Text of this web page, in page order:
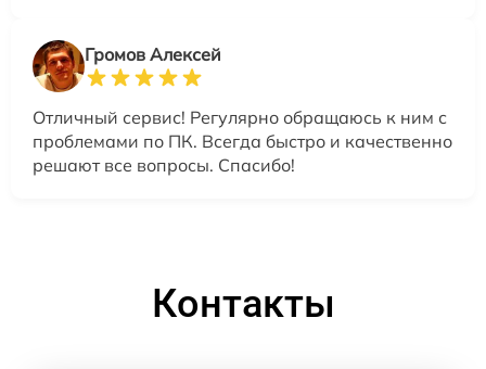
Громов Алексей
Отличный сервис! Регулярно обращаюсь к ним с
проблемами по ПК. Всегда быстро и качественно
решают все вопросы. Спасибо!
Контакты